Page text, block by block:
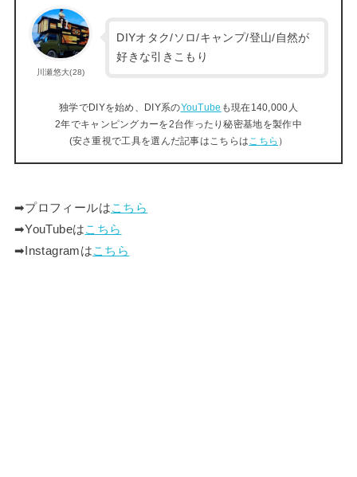
川瀬悠大(28)
DIYオタク/ソロ/キャンプ/登山/自然が
好きな引きこもり
独学でDIYを始め、DIY系のYouTube も現在140,000人
2年でキャンピングカーを2台作ったり秘密基地を製作中
(安さ重視で工具を選んだ記事はこちらは こちら ）
➡︎プロフィールはこちら
➡︎YouTubeはこちら
➡︎Instagramはこちら